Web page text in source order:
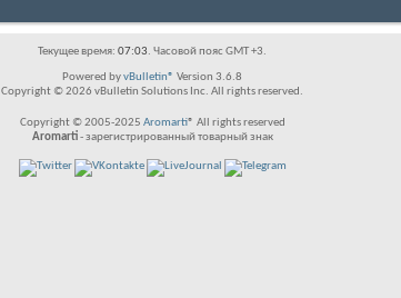
Текущее время: 07:03. Часовой пояс GMT +3.
Powered byvBulletin® Version 3.6.8
Copyright © 2026 vBulletin Solutions Inc. All rights reserved.
Copyright © 2005-2025 Aromarti® All rights reserved
Aromarti- зарегистрированный товарный знак